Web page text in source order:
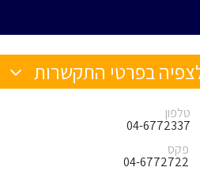
בפרטי התקשרות
טלפון
04-6772337
פקס
04-6772722